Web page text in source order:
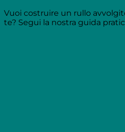
Vuoi costruire un rullo
te? Segui la nostra guida